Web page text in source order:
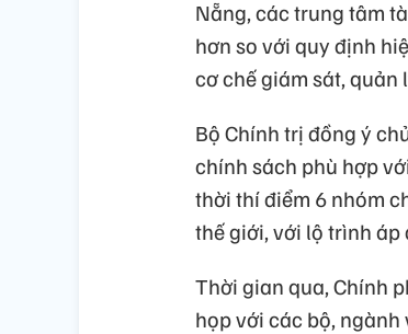
Nẵng, các trung tâm
hơn so với quy định
cơ chế giám sát, quản
Bộ Chính trị đồng ý
chính sách phù hợp
thời thí điểm 6 nhóm
thế giới, với lộ trình áp
Thời gian qua, Chính
họp với các bộ,